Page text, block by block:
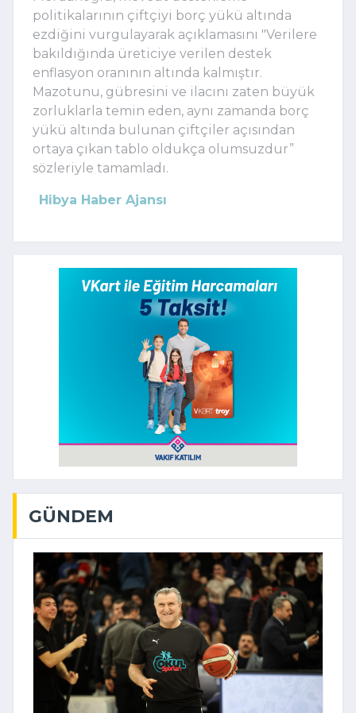
politikalarının çiftçiyi borç yükü altında
ezdiğini vurgulayarak açıklamasını "Verilere
bakıldığında üreticiye verilen destek
enflasyon oranının altında kalmıştır.
Mazotunu, gübresini ve ilacını zaten büyük
zorluklarla temin eden, aynı zamanda borç
yükü altında bulunan çiftçiler açısından
ortaya çıkan tablo oldukça olumsuzdur”
sözleriyle tamamladı.
Hibya Haber Ajansı
GÜNDEM